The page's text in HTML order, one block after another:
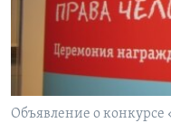
СОЦИАЛЬНЫЕ СЕТИ
Объявление о конкурсе